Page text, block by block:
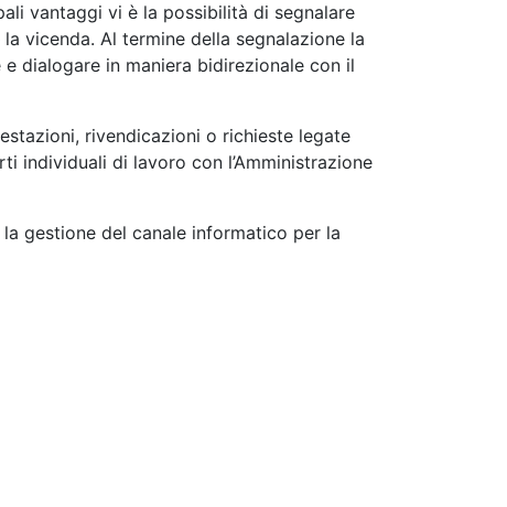
vantaggi vi è la possibilità di segnalare
vicenda. Al termine della segnalazione la
dialogare in maniera bidirezionale con il
rivendicazioni o richieste legate
individuali di lavoro con l’Amministrazione
la gestione del canale informatico per la